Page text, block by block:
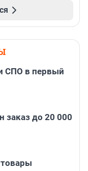
СПО в первый
заказ до 20 000